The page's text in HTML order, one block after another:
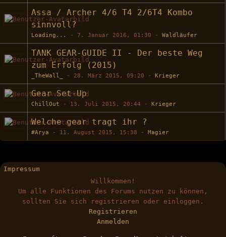
Assa / Archer 4/6 T4 2/6T4 Kombo
sinnvoll?
Loading... - 7. Januar 2016, 01:30 - Waldläufer
TANK GEAR-GUIDE II - Der beste Weg
zum Erfolg (2015)
_TheWall_ - 28. März 2015, 09:20 - Krieger
Gear Set-Up
ChillOut - 13. Juli 2015, 20:44 - Krieger
Welche gear tragt ihr ?
#Arya - 11. August 2015, 15:38 - Magier
Impressum
Willkommen!
Um alle Funktionen des Forums nutzen zu können,
sollten Sie sich registrieren oder einloggen.
Registrieren
Anmelden